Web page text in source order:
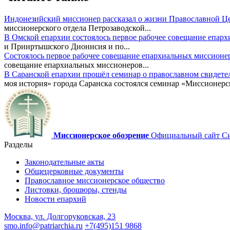
Индонезийский миссионер рассказал о жизни Православной
миссионерского отдела Петрозаводской...
В Омской епархии состоялось первое рабочее совещание
и Прииртышского Дионисия и по...
Состоялось первое рабочее совещание епархиальных
совещание епархиальных миссионеров...
В Саранской епархии прошёл семинар о православном
моя история» города Саранска состоялся семинар
Миссионерское обозрение Официальный сайт
Разделы
Законодательные акты
Общецерковные документы
Православное миссионерское общество
Листовки, брошюры, стенды
Новости епархий
Москва, ул. Долгоруковская, 23
smo.info@patriarchia.ru +7(495)151 9868